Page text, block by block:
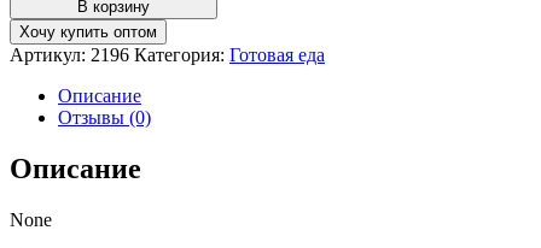
ВСТ
Консервы
Свинина
тушеная
желе
325г
В корзину
Хочу купить оптом
Артикул: 2196 Категория: Готовая еда
Описание
Отзывы (0)
Описание
None